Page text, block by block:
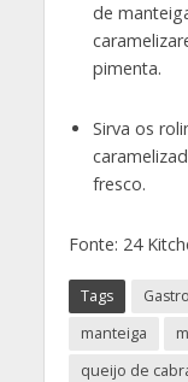
de
pimenta.
Sirva os
fresco.
Fonte: 24
Tags
manteiga
queijo de